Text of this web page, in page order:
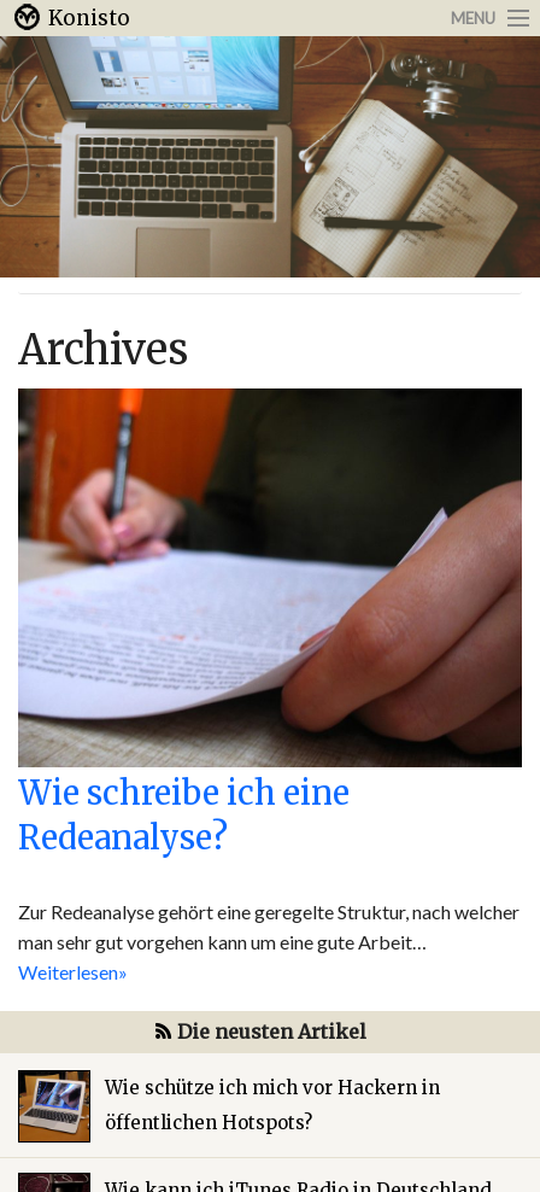
Konisto MENU
Arbeit & Karriere
Internet
Urlaub & Reisen
Archives
Wie schreibe ich eine
Redeanalyse?
Zur Redeanalyse gehört eine geregelte Struktur, nach welcher
man sehr gut vorgehen kann um eine gute Arbeit…
Weiterlesen»
Die neusten Artikel
Wie schütze ich mich vor Hackern in
öffentlichen Hotspots?